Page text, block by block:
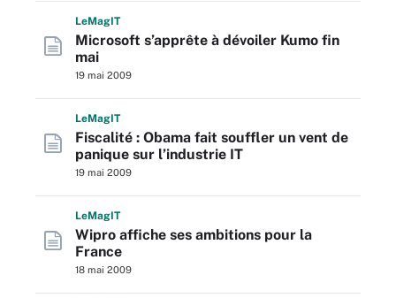
LeMagIT
Microsoft s’apprête à dévoiler Kumo fin
mai
19 mai 2009
LeMagIT
Fiscalité : Obama fait souffler un vent de
panique sur l’industrie IT
19 mai 2009
LeMagIT
Wipro affiche ses ambitions pour la
France
18 mai 2009